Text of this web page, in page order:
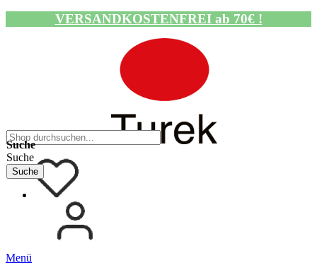
VERSANDKOSTENFREI ab 70€ !
Navigation umschalten
Suche
Suche
Suche
Menü